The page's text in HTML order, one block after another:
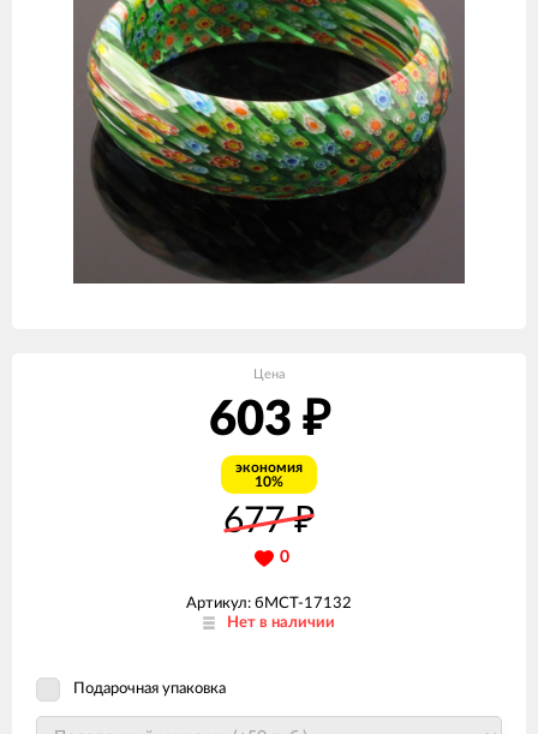
Цена
603 ₽
экономия
10%
677₽
0
Артикул: бМСТ-17132
Нет в наличии
Подарочная упаковка